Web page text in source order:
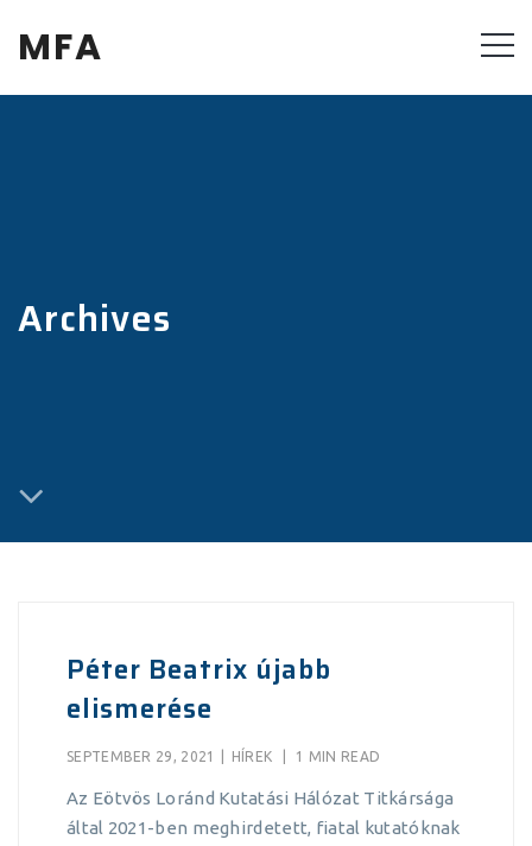
MFA
Archives
Péter Beatrix újabb
elismerése
SEPTEMBER 29, 2021 HÍREK 1 MIN READ
Az Eötvös Loránd Kutatási Hálózat Titkársága
által 2021-ben meghirdetett, fiatal kutatóknak